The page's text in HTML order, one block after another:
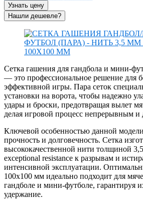
Узнать цену
Сетка гашения для гандбола и мини-
— это профессиональное решение для
эффективной игры. Пара сеток
установки на ворота, чтобы надежно
удары и броски, предотвращая вылет
делая игровой процесс непрерывным
Ключевой особенностью данной модели
прочность и долговечность. Сетка
высококачественной нити толщиной
exceptional resistance к разрывам и
интенсивной эксплуатации.
100х100 мм идеально подходит для
гандболе и мини-футболе, гарантируя
удержание.